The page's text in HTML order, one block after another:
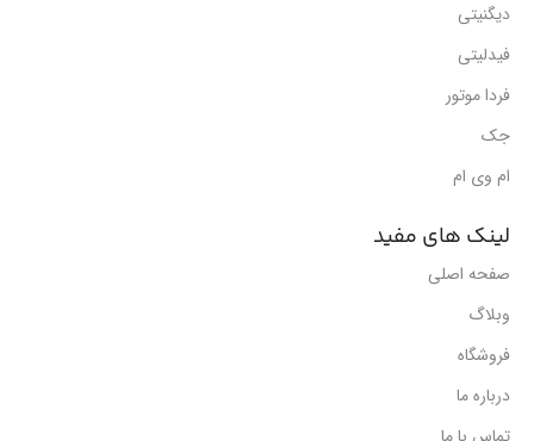
دیگنیتی
فیدلیتی
فردا موتور
جک
ام وی ام
لینک های مفید
صفحه اصلی
وبلاگ
فروشگاه
درباره ما